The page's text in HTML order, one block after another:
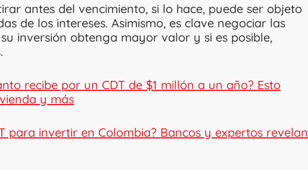
antes del vencimiento, si lo hace, puede ser objeto
de los intereses. Asimismo, es clave negociar las
inversión obtenga mayor valor y si es posible,
recibe por un CDT de $1 millón a un año? Esto
y más
para invertir en Colombia? Bancos y expertos revelan